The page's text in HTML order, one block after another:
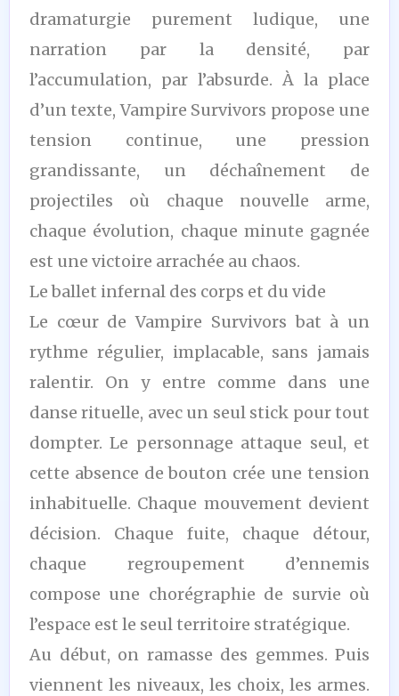
dramaturgie purement ludique, une
narration par la densité, par
l’accumulation, par l’absurde. À la place
d’un texte, Vampire Survivors propose une
tension continue, une pression
grandissante, un déchaînement de
projectiles où chaque nouvelle arme,
chaque évolution, chaque minute gagnée
est une victoire arrachée au chaos.
Le ballet infernal des corps et du vide
Le cœur de Vampire Survivors bat à un
rythme régulier, implacable, sans jamais
ralentir. On y entre comme dans une
danse rituelle, avec un seul stick pour tout
dompter. Le personnage attaque seul, et
cette absence de bouton crée une tension
inhabituelle. Chaque mouvement devient
décision. Chaque fuite, chaque détour,
chaque regroupement d’ennemis
compose une chorégraphie de survie où
l’espace est le seul territoire stratégique.
Au début, on ramasse des gemmes. Puis
viennent les niveaux, les choix, les armes.